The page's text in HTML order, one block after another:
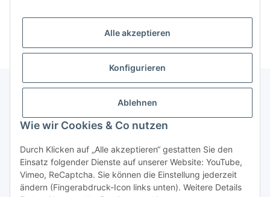
Alle akzeptieren
Konfigurieren
Ablehnen
Wie wir Cookies & Co nutzen
Durch Klicken auf „Alle akzeptieren“ gestatten Sie den
Einsatz folgender Dienste auf unserer Website: YouTube,
Vimeo, ReCaptcha. Sie können die Einstellung jederzeit
ändern (Fingerabdruck-Icon links unten). Weitere Details
Gesetzliche Informationen
Vertrag widerrufen